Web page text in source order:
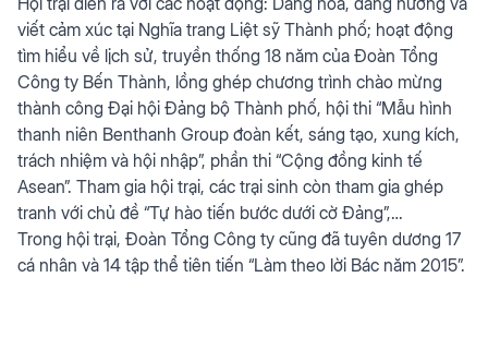
viết cảm xúc tại Nghĩa trang Liệt sỹ Thành phố; hoạt động
tìm hiểu về lịch sử, truyền thống 18 năm của Đoàn Tổng
Công ty Bến Thành, lồng ghép chương trình chào mừng
thành công Đại hội Đảng bộ Thành phố, hội thi “Mẫu hình
thanh niên Benthanh Group đoàn kết, sáng tạo, xung kích,
trách nhiệm và hội nhập”, phần thi “Cộng đồng kinh tế
Asean”. Tham gia hội trại, các trại sinh còn tham gia ghép
tranh với chủ đề “Tự hào tiến bước dưới cờ Đảng”,…
Trong hội trại, Đoàn Tổng Công ty cũng đã tuyên dương 17
cá nhân và 14 tập thể tiên tiến “Làm theo lời Bác năm 2015”.